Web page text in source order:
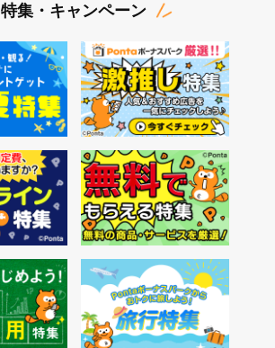
特集・キャンペーン